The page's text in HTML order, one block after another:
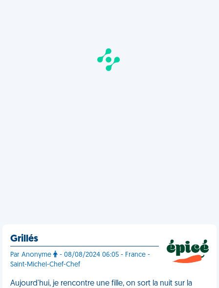
Grillés
Par Anonyme
- 08/08/2024 06:05 - France -
Saint-Michel-Chef-Chef
Aujourd'hui, je rencontre une fille, on sort la nuit sur la